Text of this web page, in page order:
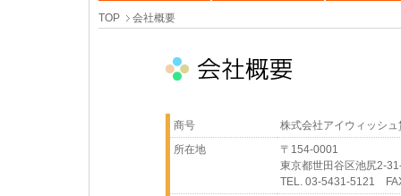
TOP 会社概要
商号
株式会社アイウィッシュ
所在地
〒154-0001
東京都世田谷区池尻2-
TEL. 03-5431-5121